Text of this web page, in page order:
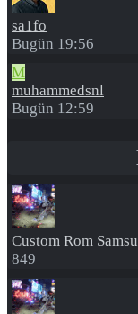
sa1fo
Bugün 19:56
M
muhammedsnl
Bugün 12:59
Custom Rom
849